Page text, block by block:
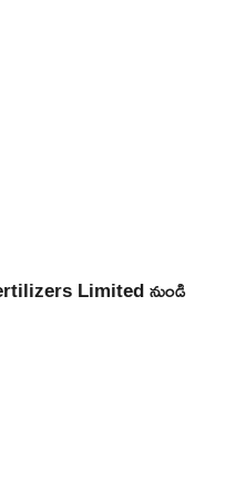
Limited నుండి